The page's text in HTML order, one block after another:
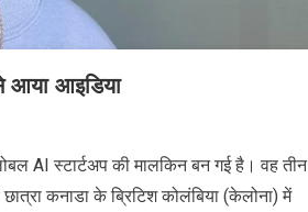
आया आइडिया
AI स्टार्टअप की मालकिन बन गई है। वह तीन
कनाडा के ब्रिटिश कोलंबिया (केलोना) में